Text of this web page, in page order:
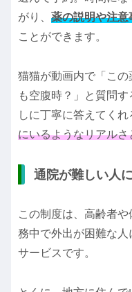
がり、 薬の説明や注
ことができます。
猫猫が動画内で「こ
も空腹時？」と質問
しに丁寧に答えてくれ
にいるようなリアル
通院が難しい人
この制度は、高齢者
務中で外出が困難な
サービスです。